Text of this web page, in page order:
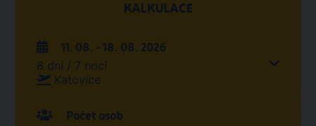
KALKULACE
11. 08. - 18. 08. 2026
8 dní / 7 nocí
Katovice
Počet osob